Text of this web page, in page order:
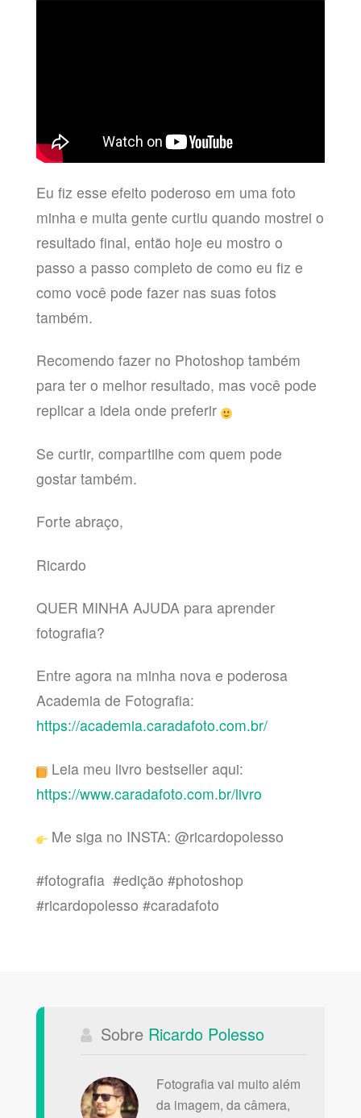
Eu fiz esse efeito poderoso em uma foto
minha e muita gente curtiu quando mostrei o
resultado final, então hoje eu mostro o
passo a passo completo de como eu fiz e
como você pode fazer nas suas fotos
também.
Recomendo fazer no Photoshop também
para ter o melhor resultado, mas você pode
replicar a ideia onde preferir
Se curtir, compartilhe com quem pode
gostar também.
Forte abraço,
Ricardo
QUER MINHA AJUDA para aprender
fotografia?
Entre agora na minha nova e poderosa
Academia de Fotografia:
https://academia.caradafoto.com.br/
Leia meu livro bestseller aqui:
https://www.caradafoto.com.br/livro
Me siga no INSTA: @ricardopolesso
#fotografia #edição #photoshop
#ricardopolesso #caradafoto
Sobre Ricardo Polesso
Fotografia vai muito além
da imagem, da câmera,